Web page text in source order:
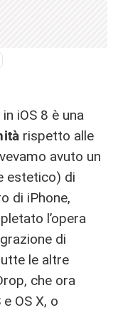
iOS 8 è una
rispetto alle
avuto un
estetico) di
di iPhone,
l’opera
di
le altre
che ora
OS X, o